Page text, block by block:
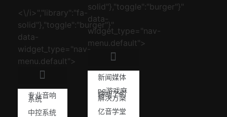
<\/i>","library":"fa-
solid"},"toggle":"burger"}"
data-
widget_type="nav-
menu.default">
专业音响
系统
中控系统
solid"},"toggle":"burger"}"
data-
widget_type="nav-
menu.default">
新闻媒体
pg游戏麻
将胡了的
解决方案
亿音学堂